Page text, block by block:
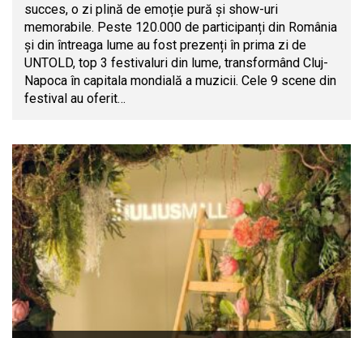
succes, o zi plină de emoție pură și show-uri
memorabile. Peste 120.000 de participanți din România
și din întreaga lume au fost prezenți în prima zi de
UNTOLD, top 3 festivaluri din lume, transformând Cluj-
Napoca în capitala mondială a muzicii. Cele 9 scene din
festival au oferit…